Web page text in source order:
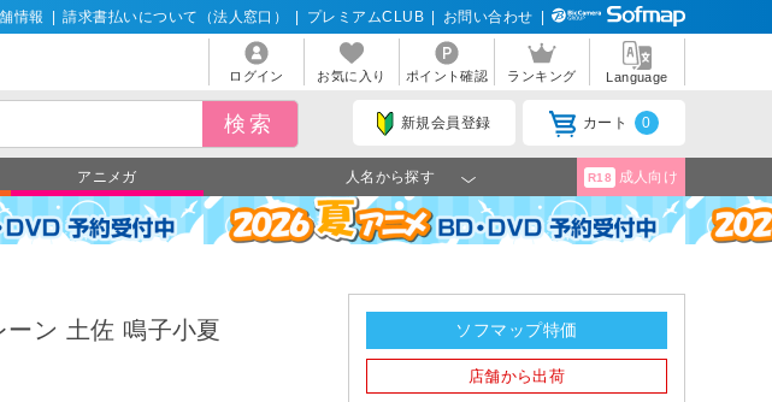
情報 請求書払いについて（法人窓口） プレミアムCLUB お問い合わせ
ログイン お気に入り ポイント確認 ランキング Language
新規会員登録 カート 0
アニメガ 人名から探す R18 成人向け
ン 土佐 鳴子小夏
ソフマップ特価
店舗から出荷